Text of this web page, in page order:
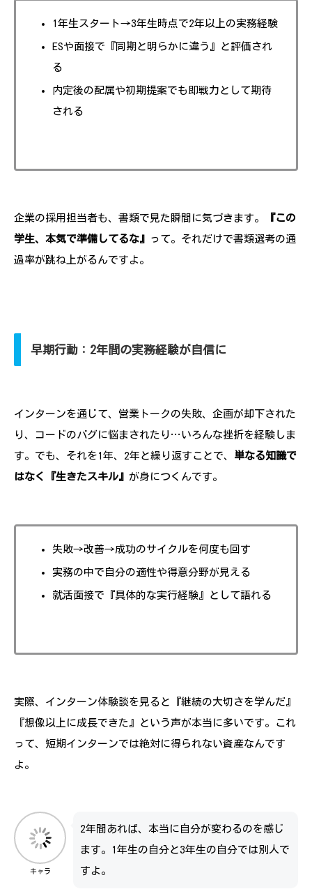
1年生スタート→3年生時点で2年以上の実務経験
ESや面接で『同期と明らかに違う』と評価され
る
内定後の配属や初期提案でも即戦力として期待
される
企業の採用担当者も、書類で見た瞬間に気づきます。
『この
学生、本気で準備してるな』
って。それだけで書類選考の通
過率が跳ね上がるんですよ。
早期行動：2年間の実務経験が自信に
インターンを通じて、営業トークの失敗、企画が却下された
り、コードのバグに悩まされたり…いろんな挫折を経験しま
す。でも、それを1年、2年と繰り返すことで、 単なる知識で
はなく『生きたスキル』 が身につくんです。
失敗→改善→成功のサイクルを何度も回す
実務の中で自分の適性や得意分野が見える
就活面接で『具体的な実行経験』として語れる
実際、インターン体験談を見ると『継続の大切さを学んだ』
『想像以上に成長できた』という声が本当に多いです。これ
って、短期インターンでは絶対に得られない資産なんです
よ。
キャラ
2年間あれば、本当に自分が変わるのを感じ
ます。1年生の自分と3年生の自分では別人で
すよ。